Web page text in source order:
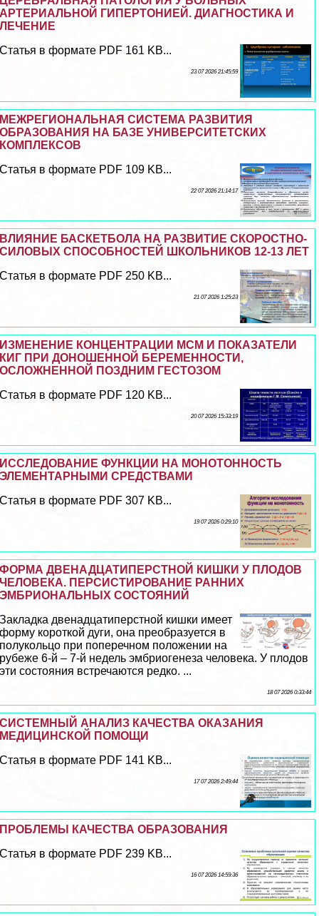
АРТЕРИАЛЬНОЙ ГИПЕРТОНИЕЙ. ДИАГНОСТИКА И
ЛЕЧЕНИЕ
Статья в формате PDF 161 KB...
23 07 2026 21:45:59
МЕЖРЕГИОНАЛЬНАЯ СИСТЕМА РАЗВИТИЯ
ОБРАЗОВАНИЯ НА БАЗЕ УНИВЕРСИТЕТСКИХ
КОМПЛЕКСОВ
Статья в формате PDF 109 KB...
22 07 2026 21:14:17
ВЛИЯНИЕ БАСКЕТБОЛА НА РАЗВИТИЕ СКОРОСТНО-
СИЛОВЫХ СПОСОБНОСТЕЙ ШКОЛЬНИКОВ 12-13 ЛЕТ
Статья в формате PDF 250 KB...
21 07 2026 1:25:23
ИЗМЕНЕНИЕ КОНЦЕНТРАЦИИ МСМ И ПОКАЗАТЕЛИ
КИГ ПРИ ДОНОШЕННОЙ БЕРЕМЕННОСТИ,
ОСЛОЖНЕННОЙ ПОЗДНИМ ГЕСТОЗОМ
Статья в формате PDF 120 KB...
20 07 2026 15:33:19
ИССЛЕДОВАНИЕ ФУНКЦИИ НА МОНОТОННОСТЬ
ЭЛЕМЕНТАРНЫМИ СРЕДСТВАМИ
Статья в формате PDF 307 KB...
19 07 2026 0:29:10
ФОРМА ДВЕНАДЦАТИПЕРСТНОЙ КИШКИ У ПЛОДОВ
ЧЕЛОВЕКА. ПЕРСИСТИРОВАНИЕ РАННИХ
ЭМБРИОНАЛЬНЫХ СОСТОЯНИЙ
Закладка двенадцатиперстной кишки имеет
форму короткой дуги, она преобразуется в
полукольцо при поперечном положении на
рубеже 6-й – 7-й недель эмбриогенеза человека. У плодов
эти состояния встречаются редко. ...
18 07 2026 0:33:44
СИСТЕМНЫЙ АНАЛИЗ КАЧЕСТВА ОКАЗАНИЯ
МЕДИЦИНСКОЙ ПОМОЩИ
Статья в формате PDF 141 KB...
17 07 2026 2:49:44
ПРОБЛЕМЫ КАЧЕСТВА ОБРАЗОВАНИЯ
Статья в формате PDF 239 KB...
16 07 2026 14:59:36